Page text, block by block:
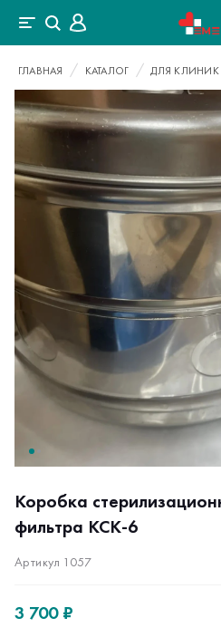
ГЛАВНАЯ КАТАЛОГ ДЛЯ КЛИНИК
Коробка
фильтра КСК-6
Артикул 1057
3 700 ₽